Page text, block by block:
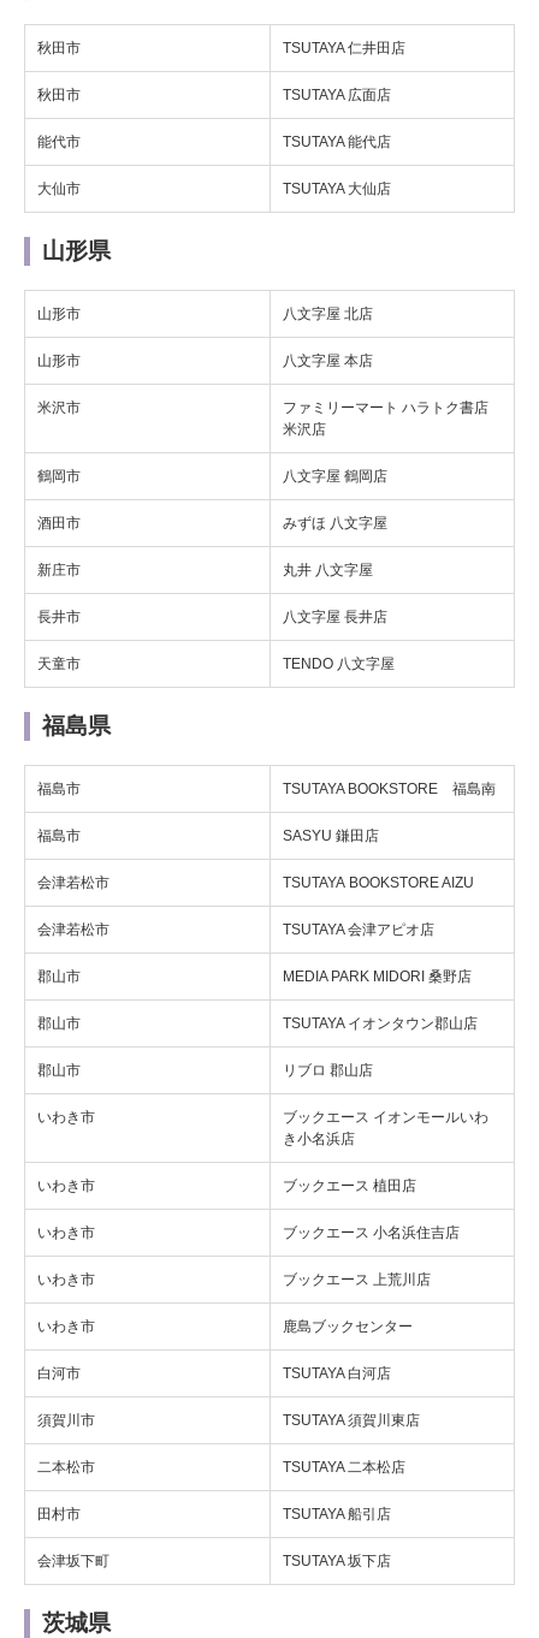
秋田市 TSUTAYA 仁井田店
秋田市 TSUTAYA 広面店
能代市 TSUTAYA 能代店
大仙市 TSUTAYA 大仙店
山形県
山形市 八文字屋 北店
山形市 八文字屋 本店
米沢市
ファミリーマート ハラトク書店
米沢店
鶴岡市 八文字屋 鶴岡店
酒田市 みずほ 八文字屋
新庄市 丸井 八文字屋
長井市 八文字屋 長井店
天童市 TENDO 八文字屋
福島県
福島市 TSUTAYA BOOKSTORE 福島南
福島市 SASYU 鎌田店
会津若松市 TSUTAYA BOOKSTORE AIZU
会津若松市 TSUTAYA 会津アピオ店
郡山市 MEDIA PARK MIDORI 桑野店
郡山市 TSUTAYA イオンタウン郡山店
郡山市 リブロ 郡山店
いわき市
ブックエース イオンモールいわ
き小名浜店
いわき市 ブックエース 植田店
いわき市 ブックエース 小名浜住吉店
いわき市 ブックエース 上荒川店
いわき市 鹿島ブックセンター
白河市 TSUTAYA 白河店
須賀川市 TSUTAYA 須賀川東店
二本松市 TSUTAYA 二本松店
田村市 TSUTAYA 船引店
会津坂下町 TSUTAYA 坂下店
茨城県